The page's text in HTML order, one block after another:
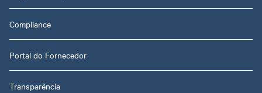
Compliance
Portal do Fornecedor
Transparência